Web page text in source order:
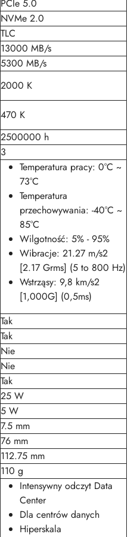
PCIe 5.0
NVMe 2.0
TLC
13000 MB/s
5300 MB/s
2000 K
470 K
2500000 h
3
Temperatura pracy: 0°C ~
73°C
Temperatura
przechowywania: -40°C ~
85°C
Wilgotność: 5% - 95%
Wibracje: 21.27 m/s2
[2.17 Grms] (5 to 800 Hz)
Wstrząsy: 9,8 km/s2
[1,000G] (0,5ms)
Tak
Tak
Nie
Nie
Tak
25 W
5 W
7.5 mm
76 mm
112.75 mm
110 g
Intensywny odczyt Data
Center
Dla centrów danych
Hiperskala